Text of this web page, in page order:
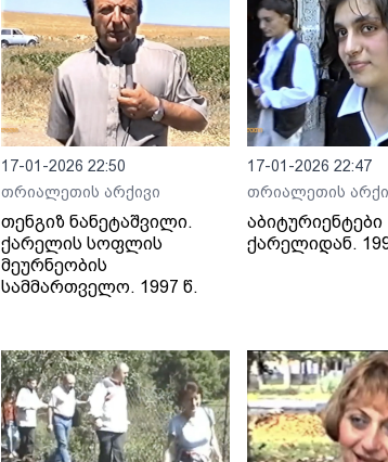
17-01-2026 22:50
თრიალეთის არქივი
თენგიზ ნანეტაშვილი.
ქარელის სოფლის
მეურნეობის
სამმართველო. 1997 წ.
17-01-2026 22:47
თრიალეთის
აბიტურიენტები
ქარელიდან.